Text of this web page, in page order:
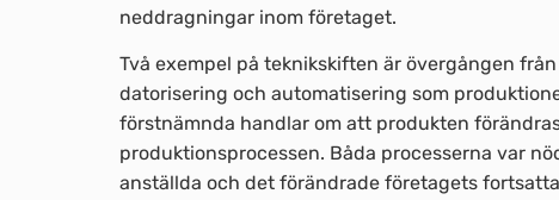
neddragningar inom företaget.
Två exempel på teknikskiften är övergången
datorisering och automatisering som
förstnämnda handlar om att produkten
produktionsprocessen. Båda processerna var
anställda och det förändrade företagets